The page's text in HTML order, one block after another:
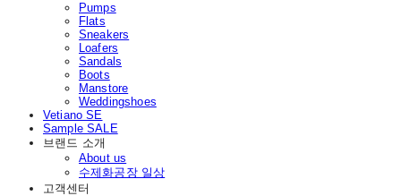
Pumps
Flats
Sneakers
Loafers
Sandals
Boots
Manstore
Weddingshoes
Vetiano SE
Sample SALE
브랜드 소개
About us
수제화공장 일상
고객센터